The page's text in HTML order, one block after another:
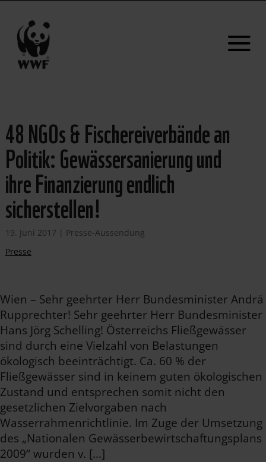
48 NGOs & Fischereiverbände an
Politik: Gewässersanierung und
ihre Finanzierung endlich
sicherstellen!
19. Juni 2017 | Presse-Aussendung
Presse
Wien – Sehr geehrter Herr Bundesminister Andrä
Rupprechter! Sehr geehrter Herr Bundesminister
Hans Jörg Schelling! Österreichs Fließgewässer
sind durch eine Vielzahl von Belastungen
ökologisch beeinträchtigt. Ca. 60 % der
Fließgewässer sind in keinem guten ökologischen
Zustand und entsprechen somit nicht den
gesetzlichen Zielvorgaben nach
Wasserrahmenrichtlinie. Im Zuge der Umsetzung
des „Nationalen Gewässerbewirtschaftungsplans
2009“ wurden v. […]